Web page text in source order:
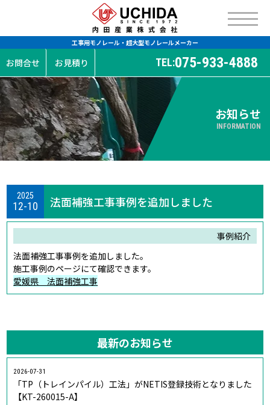
工事用モノレール・超大型モノレールメーカー
お問合せ お見積り TEL:075-933-4888
お知らせ
INFORMATION
2025
12-10 法面補強工事事例を追加しました
事例紹介
法面補強工事事例を追加しました。
施工事例のページにて確認できます。
愛媛県 法面補強工事
最新のお知らせ
2026-07-31
「TP（トレインパイル）工法」がNETIS登録技術となりました
【KT-260015-A】